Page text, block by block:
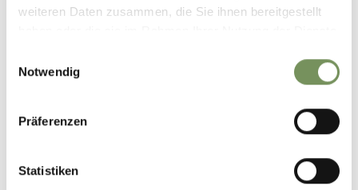
weiteren Daten zusammen, die Sie ihnen bereitgestellt
Notwendig
Präferenzen
Statistiken